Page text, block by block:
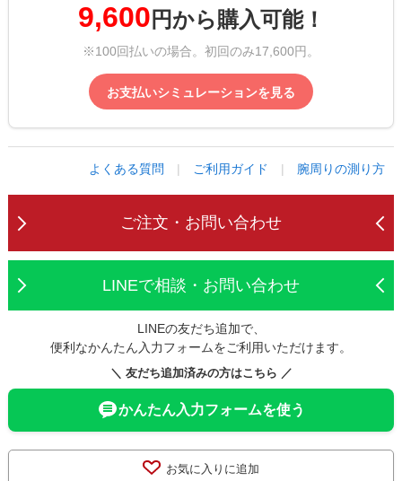
9,600 円から購入可能！
※100回払いの場合。初回のみ17,600円。
お支払いシミュレーションを見る
よくある質問 | ご利用ガイド | 腕周りの測り方
ご注文・お問い合わせ
LINEで相談・お問い合わせ
LINEの友だち追加で、
便利なかんたん入力フォームをご利用いただけます。
＼ 友だち追加済みの方はこちら ／
かんたん入力フォームを使う
お気に入りに追加